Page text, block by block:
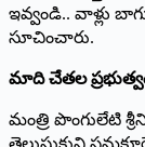
ఇవ్వండి.. వాళ్లు
సూచించారు.
మాది చేతల
మంత్రి పొంగులేటి
తెలుసుకుని